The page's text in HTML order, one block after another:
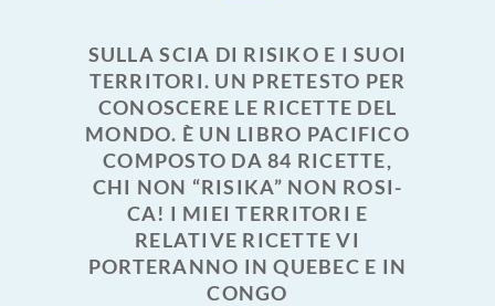
SULLA SCIA DI RISIKO E I SUOI
TERRITORI. UN PRETESTO PER
CONOSCERE LE RICETTE DEL
MONDO. È UN LIBRO PACIFICO
COMPOSTO DA 84 RICETTE,
CHI NON “RISIKA” NON ROSI-
CA! I MIEI TERRITORI E
RELATIVE RICETTE VI
PORTERANNO IN QUEBEC E IN
CONGO